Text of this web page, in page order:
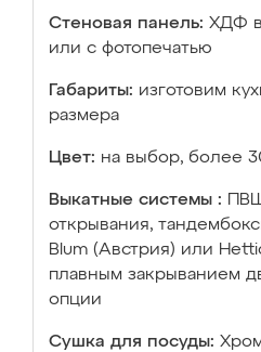
Стеновая панель: ХДФ в
или с фотопечатью
Габариты: изготовим
размера
Цвет: на выбор, более
Выкатные системы :
открывания,
Blum (Австрия) или
плавным закрыванием
опции
Сушка для посуды: